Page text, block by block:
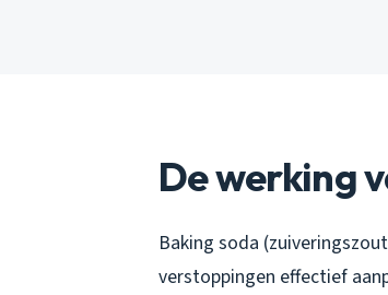
De werking
Baking soda
verstoppingen effectief